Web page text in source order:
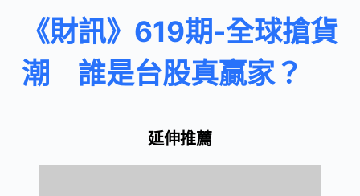
《財訊》619期-全球搶貨
潮 誰是台股真贏家？
延伸推薦